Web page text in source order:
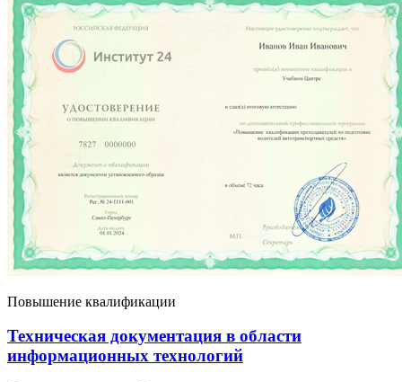
Повышение квалификации
Техническая документация в области
информационных технологий